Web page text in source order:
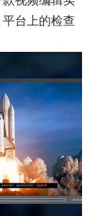
台上的检查